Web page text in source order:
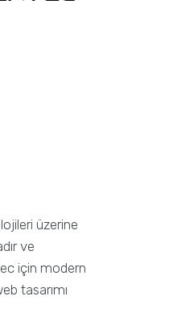
üzerine
ve
için modern
tasarımı